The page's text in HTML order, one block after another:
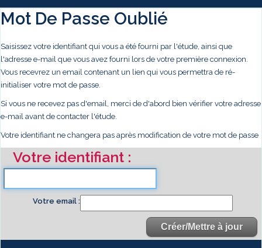
Mot De Passe Oublié
Saisissez votre identifiant qui vous a été fourni par l'étude, ainsi que
l'adresse e-mail que vous avez fourni lors de votre première connexion.
Vous recevrez un email contenant un lien qui vous permettra de ré-
initialiser votre mot de passe.
Si vous ne recevez pas d'email, merci de d'abord bien vérifier votre adresse
e-mail avant de contacter l'étude.
Votre identifiant ne changera pas après modification de votre mot de passe
Votre identifiant
Votre email